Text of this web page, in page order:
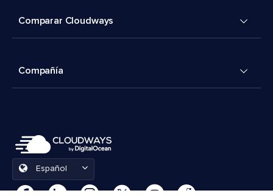
Comparar Cloudways
Compañía
Español